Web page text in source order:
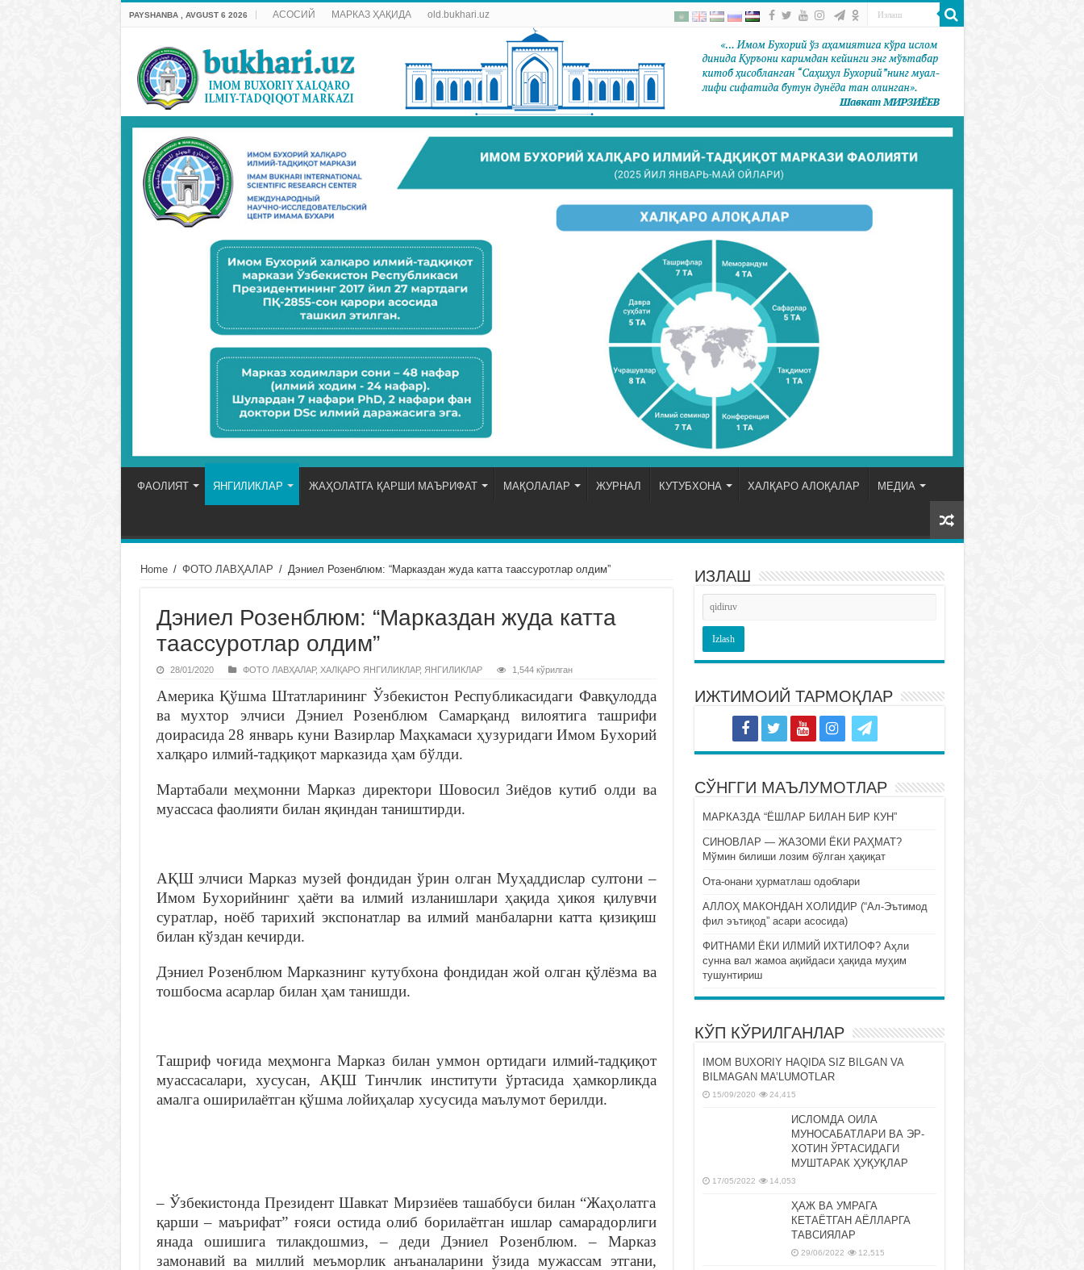
PAYSHANBA , AVGUST 6 2026 АСОСИЙ МАРКАЗ ҲАҚИДА old.bukhari.uz
ФАОЛИЯТ ЯНГИЛИКЛАР ЖАҲОЛАТГА ҚАРШИ МАЪРИФАТ МАҚОЛАЛАР ЖУРНАЛ КУТУБХОНА ХАЛҚАРО АЛОҚАЛАР МЕДИА
Home / ФОТО ЛАВҲАЛАР / Дэниел Розенблюм: “Марказдан жуда катта таассуротлар олдим”
Дэниел Розенблюм: “Марказдан жуда катта
таассуротлар олдим”
28/01/2020 ФОТО ЛАВҲАЛАР, ХАЛҚАРО ЯНГИЛИКЛАР, ЯНГИЛИКЛАР 1,544 кўрилган
Америка Қўшма Штатларининг Ўзбекистон Республикасидаги Фавқулодда
ва мухтор элчиси Дэниел Розенблюм Самарқанд вилоятига ташрифи
доирасида 28 январь куни Вазирлар Маҳкамаси ҳузуридаги Имом Бухорий
халқаро илмий-тадқиқот марказида ҳам бўлди.
Мартабали меҳмонни Марказ директори Шовосил Зиёдов кутиб олди ва
муассаса фаолияти билан яқиндан таништирди.
АҚШ элчиси Марказ музей фондидан ўрин олган Муҳаддислар султони –
Имом Бухорийнинг ҳаёти ва илмий изланишлари ҳақида ҳикоя қилувчи
суратлар, ноёб тарихий экспонатлар ва илмий манбаларни катта қизиқиш
билан кўздан кечирди.
Дэниел Розенблюм Марказнинг кутубхона фондидан жой олган қўлёзма ва
тошбосма асарлар билан ҳам танишди.
Ташриф чоғида меҳмонга Марказ билан уммон ортидаги илмий-тадқиқот
муассасалари, хусусан, АҚШ Тинчлик институти ўртасида ҳамкорликда
амалга оширилаётган қўшма лойиҳалар хусусида маълумот берилди.
– Ўзбекистонда Президент Шавкат Мирзиёев ташаббуси билан “Жаҳолатга
қарши – маърифат” ғояси остида олиб борилаётган ишлар самарадорлиги
янада ошишига тилакдошмиз, – деди Дэниел Розенблюм. – Марказ
замонавий ва миллий меъморлик анъаналарини ўзида мужассам этгани,
ИЗЛАШ
ИЖТИМОИЙ ТАРМОҚЛАР
СЎНГГИ МАЪЛУМОТЛАР
МАРКАЗДА “ЁШЛАР БИЛАН БИР КУН”
СИНОВЛАР — ЖАЗОМИ ЁКИ РАҲМАТ?
Мўмин билиши лозим бўлган ҳақиқат
Ота-онани ҳурматлаш одоблари
АЛЛОҲ МАКОНДАН ХОЛИДИР (“Ал-Эътимод
фил эътиқод” асари асосида)
ФИТНАМИ ЁКИ ИЛМИЙ ИХТИЛОФ? Аҳли
сунна вал жамоа ақийдаси ҳақида муҳим
тушунтириш
КЎП КЎРИЛГАНЛАР
IMOM BUXORIY HAQIDA SIZ BILGAN VA
BILMAGAN MA’LUMOTLAR
15/09/2020 24,415
ИСЛОМДА ОИЛА
МУНОСАБАТЛАРИ ВА ЭР-
ХОТИН ЎРТАСИДАГИ
МУШТАРАК ҲУҚУҚЛАР
17/05/2022 14,053
ҲАЖ ВА УМРАГА
КЕТАЁТГАН АЁЛЛАРГА
ТАВСИЯЛАР
29/06/2022 12,515